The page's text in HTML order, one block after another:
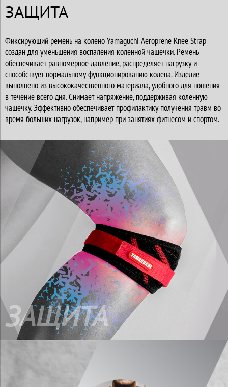
ЗАЩИТА
Фиксирующий ремень на колено Yamaguchi Aeroprene Knee Strap
создан для уменьшения воспаления коленной чашечки. Ремень
обеспечивает равномерное давление, распределяет нагрузку и
способствует нормальному функционированию колена. Изделие
выполнено из высококачественного материала, удобного для ношения
в течение всего дня. Снимает напряжение, поддерживая коленную
чашечку. Эффективно обеспечивает профилактику получения травм во
время больших нагрузок, например при занятиях фитнесом и спортом.
ЗАЩИТА